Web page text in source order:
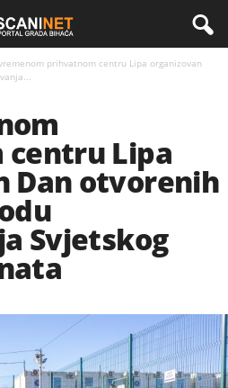
prihvatnom centru Lipa organizovan
Lipa
Dan otvorenih
Svjetskog